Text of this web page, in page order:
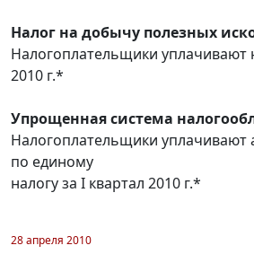
Налог на добычу полезных
Налогоплательщики уплачивают
2010 г.*
Упрощенная система
Налогоплательщики уплачивают
по единому
налогу за I квартал 2010 г.*
28 апреля 2010